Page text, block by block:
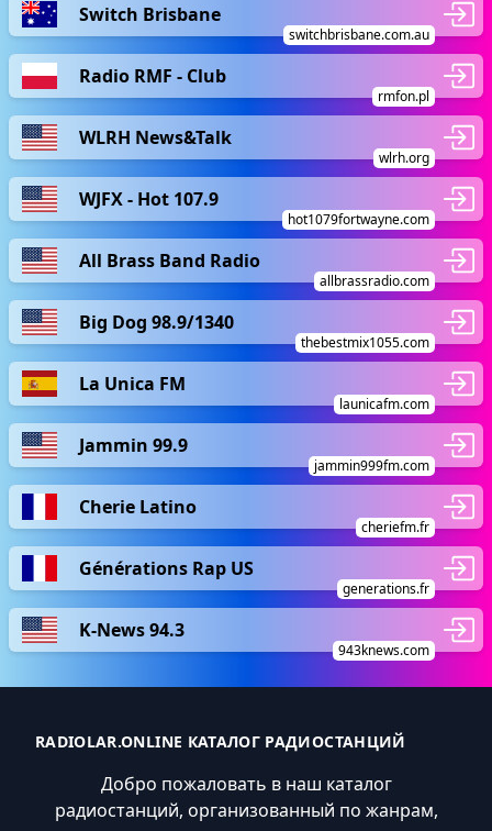
Switch Brisbane
switchbrisbane.com.au
Radio RMF - Club
rmfon.pl
WLRH News&Talk
wlrh.org
WJFX - Hot 107.9
hot1079fortwayne.com
All Brass Band Radio
allbrassradio.com
Big Dog 98.9/1340
thebestmix1055.com
La Unica FM
launicafm.com
Jammin 99.9
jammin999fm.com
Cherie Latino
cheriefm.fr
Générations Rap US
generations.fr
K-News 94.3
943knews.com
RADIOLAR.ONLINE КАТАЛОГ РАДИОСТАНЦИЙ
Добро пожаловать в наш каталог
радиостанций, организованный по жанрам,